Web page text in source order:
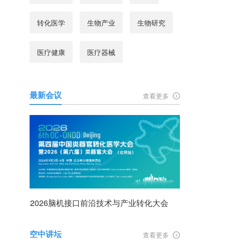
转化医学 生物产业 生物研究
医疗健康 医疗器械
最新会议 查看更多
2026脑机接口前沿技术与产业转化大会
空中讲坛 查看更多